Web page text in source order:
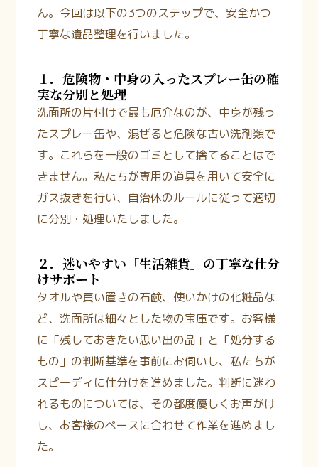
ん。今回は以下の3つのステップで、安全かつ
丁寧な遺品整理を行いました。
１．危険物・中身の入ったスプレー缶の確
実な分別と処理
洗面所の片付けで最も厄介なのが、中身が残っ
たスプレー缶や、混ぜると危険な古い洗剤類で
す。これらを一般のゴミとして捨てることはで
きません。私たちが専用の道具を用いて安全に
ガス抜きを行い、自治体のルールに従って適切
に分別・処理いたしました。
２．迷いやすい「生活雑貨」の丁寧な仕分
けサポート
タオルや買い置きの石鹸、使いかけの化粧品な
ど、洗面所は細々とした物の宝庫です。お客様
に「残しておきたい思い出の品」と「処分する
もの」の判断基準を事前にお伺いし、私たちが
スピーディに仕分けを進めました。判断に迷わ
れるものについては、その都度優しくお声がけ
し、お客様のペースに合わせて作業を進めまし
た。